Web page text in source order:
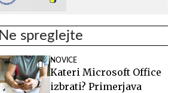
Ne spreglejte
NOVICE
Kateri Microsoft Office
izbrati? Primerjava